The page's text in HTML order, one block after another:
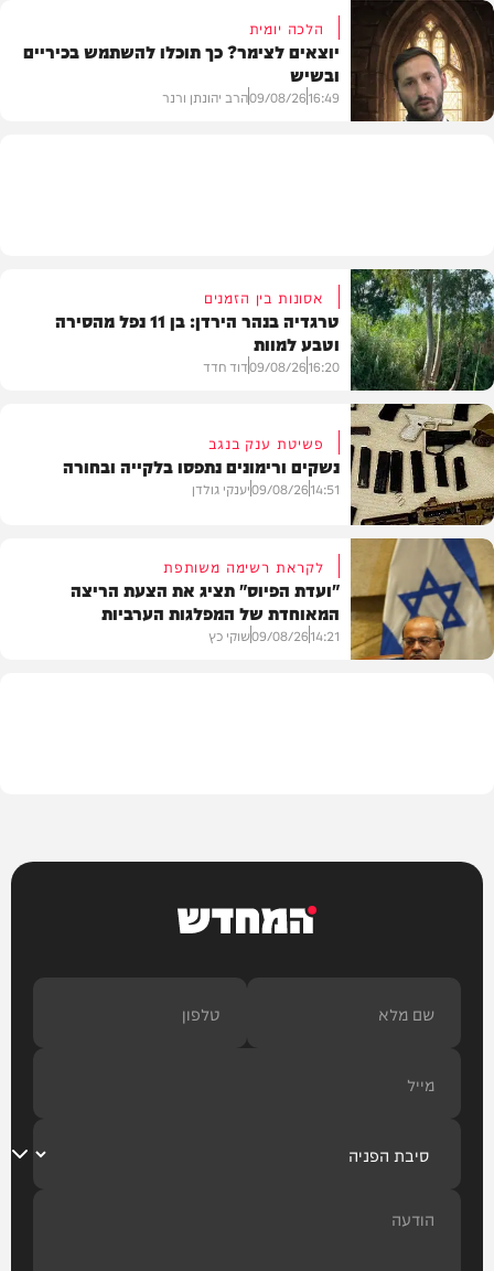
בעולם
הלכה יומית
יוצאים לצימר? כך תוכלו להשתמש בכיריים
ובשיש
16:49
09/08/26הרב יהונתן ורנר
בארץ
אסונות בין הזמנים
טרגדיה בנהר הירדן: בן 11 נפל מהסירה
וטבע למוות
16:20
09/08/26דוד חדד
משטרה
פשיטת ענק בנגב
נשקים ורימונים נתפסו בלקייה ובחורה
14:51
09/08/26יענקי גולדן
לקראת רשימה משותפת
"ועדת הפיוס" תציג את הצעת הריצה
המאוחדת של המפלגות הערביות
14:21
09/08/26שוקי כץ
המחדש